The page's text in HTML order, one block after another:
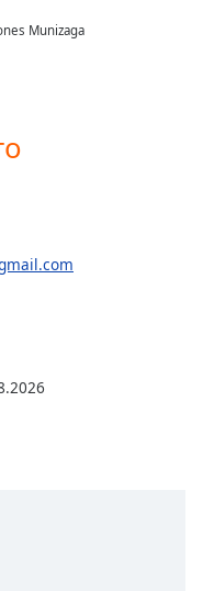
Munizaga